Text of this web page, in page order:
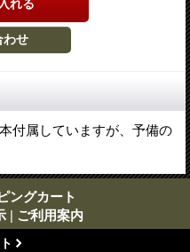
付属していますが、予備の
ングカート
| ご利用案内